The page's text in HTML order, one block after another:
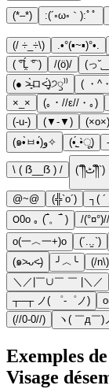
(*–*) :(´◦ω◦｀):ﾟﾟ
(/ ÷_÷\) .•°(▪~▪)°•.
( ͡°Ĺ̯ ͡° )
/(ö)/ (っ
(● ˃̶͈̀ロ˂̶͈́)੭ꠥ⁾⁾
( ・^
×_×
(｡・//ε//・｡)
(-u-)
(▼-▼) (×o×)
(๑•̀ㅂ•́)و✧
(•̥́ˍ•̀ू)
\ ( ẞ__ẞ ) / (´༎ຶٹ༎ຶ`)
@~@ (╬`o´) ┐(
౦0o ｡ (‾́。‾́ )
/(°¤°)//
o(一︿一+)o
(´..̫.`)
(๑˃̵ᴗ˂̵)
╯︿╰ (/n\)
＼／|￣∪￣ ￣ |＼／
┬─┬ ノ( ゜-゜ノ)
(//0-0//)
ヽ( ￣д￣)
Exemples
Visage